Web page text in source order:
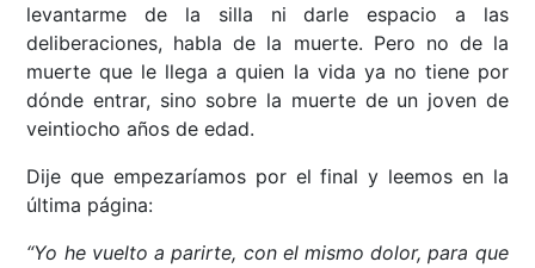
levantarme de la silla ni darle espacio a las
deliberaciones, habla de la muerte. Pero no de la
muerte que le llega a quien la vida ya no tiene por
dónde entrar, sino sobre la muerte de un joven de
veintiocho años de edad.
Dije que empezaríamos por el final y leemos en la
última página:
“Yo he vuelto a parirte, con el mismo dolor, para que